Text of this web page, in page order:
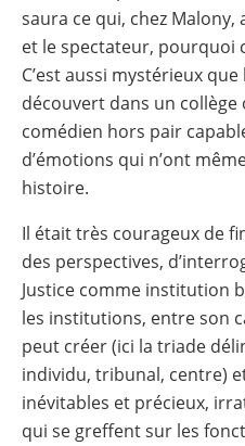
saura ce qui, chez Malony,
et le spectateur, pourquoi
C’est aussi mystérieux
découvert dans un
comédien hors pair
d’émotions qui n’ont
histoire.
Il était très courageux de
des perspectives,
Justice comme institution
les institutions, entre son
peut créer (ici la triade
individu, tribunal, centre)
inévitables et précieux,
qui se greffent sur les